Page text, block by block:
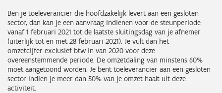
Ben je toeleverancier die hoofdzakelijk levert aan een gesloten
sector, dan kan je een aanvraag indienen voor de steunperiode
vanaf 1 februari 2021 tot de laatste sluitingsdag van je afnemer
(uiterlijk tot en met 28 februari 2021). Je vult dan het
omzetcijfer exclusief btw in van 2020 voor deze
overeenstemmende periode. De omzetdaling van minstens 60%
moet aangetoond worden. Je bent toeleverancier aan een gesloten
sector indien je meer dan 50% van je omzet haalt uit deze
activiteit.